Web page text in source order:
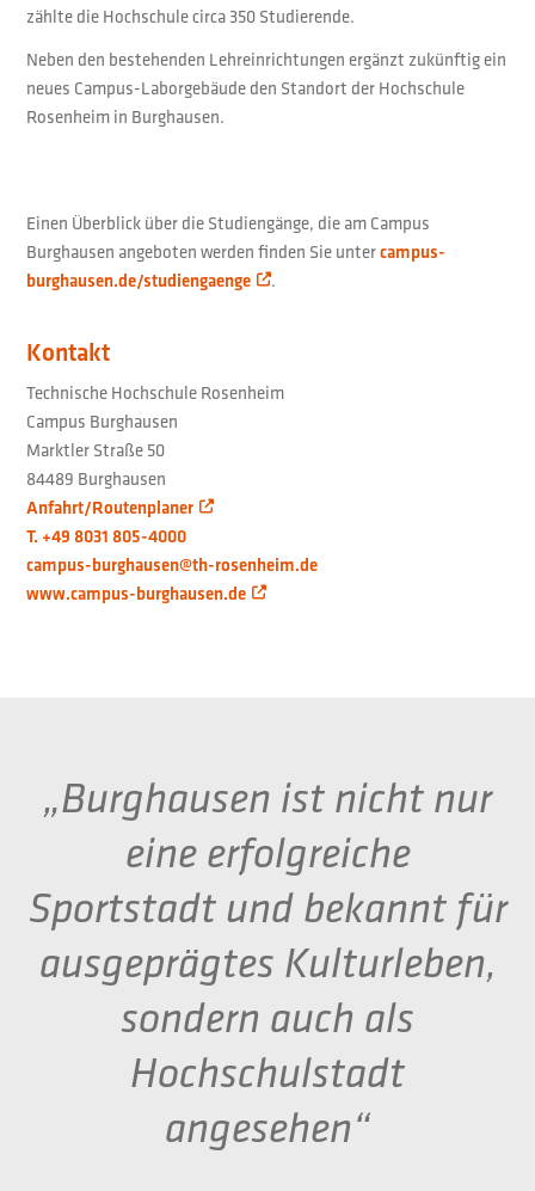
zählte die Hochschule circa 350 Studierende.
Neben den bestehenden Lehreinrichtungen ergänzt zukünftig ein
neues Campus-Laborgebäude den Standort der Hochschule
Rosenheim in Burghausen.
Einen Überblick über die Studiengänge, die am Campus
Burghausen angeboten werden finden Sie untercampus-
burghausen.de/studiengaenge
.
Kontakt
Technische Hochschule Rosenheim
Campus Burghausen
Marktler Straße 50
84489 Burghausen
Anfahrt/Routenplaner
T. +49 8031 805-4000
campus-burghausen@th-rosenheim.de
www.campus-burghausen.de
„Burghausen ist nicht nur
eine erfolgreiche
Sportstadt und bekannt für
ausgeprägtes Kulturleben,
sondern auch als
Hochschulstadt
angesehen“